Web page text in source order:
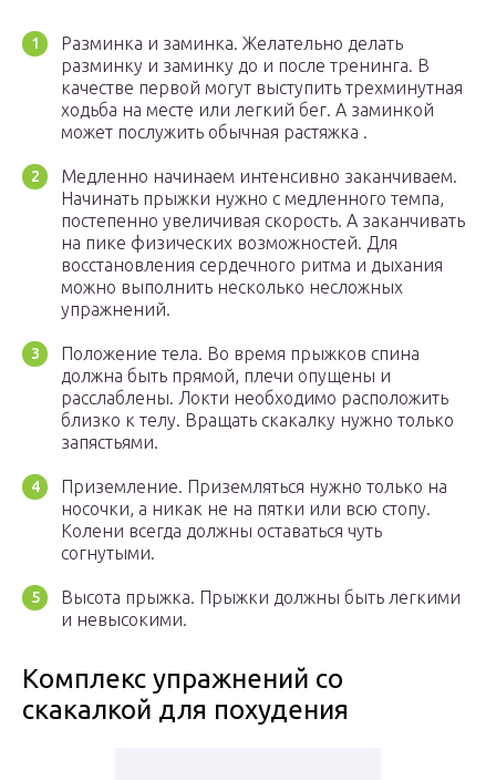
Разминка и заминка. Желательно делать
разминку и заминку до и после тренинга. В
качестве первой могут выступить трехминутная
ходьба на месте или легкий бег. А заминкой
может послужить обычная растяжка .
Медленно начинаем интенсивно заканчиваем.
Начинать прыжки нужно с медленного темпа,
постепенно увеличивая скорость. А заканчивать
на пике физических возможностей. Для
восстановления сердечного ритма и дыхания
можно выполнить несколько несложных
упражнений.
Положение тела. Во время прыжков спина
должна быть прямой, плечи опущены и
расслаблены. Локти необходимо расположить
близко к телу. Вращать скакалку нужно только
запястьями.
Приземление. Приземляться нужно только на
носочки, а никак не на пятки или всю стопу.
Колени всегда должны оставаться чуть
согнутыми.
Высота прыжка. Прыжки должны быть легкими
и невысокими.
Комплекс упражнений со
скакалкой для похудения